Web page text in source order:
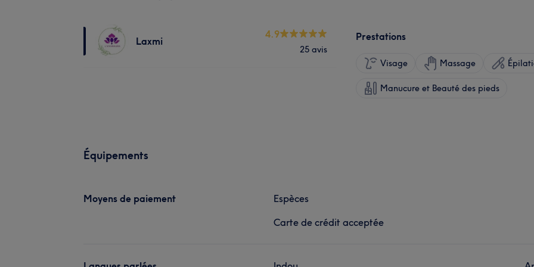
Laxmi
4.9
25 avis
Prestations
Visage Massage
Manucure et Beauté des pieds
Équipements
Moyens de paiement
Espèces
Carte de crédit acceptée